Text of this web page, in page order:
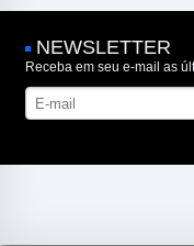
NEWSLETTER
Receba em seu e-mail as